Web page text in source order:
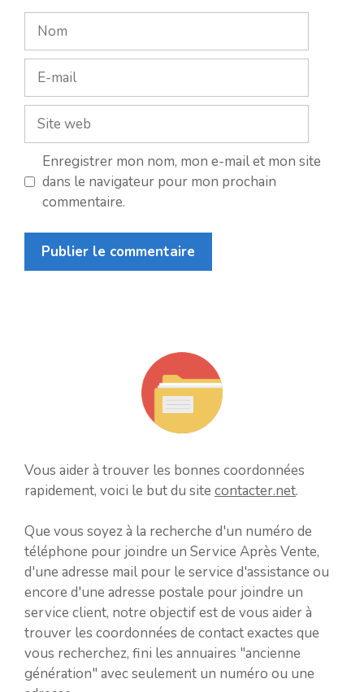
Nom
mail
Site
web
Enregistrer mon nom, mon e-mail et mon site
dans le navigateur pour mon prochain
commentaire.
Vous aider à trouver les bonnes coordonnées
rapidement, voici le but du site contacter.net.
Que vous soyez à la recherche d'un numéro de
téléphone pour joindre un Service Après Vente,
d'une adresse mail pour le service d'assistance ou
encore d'une adresse postale pour joindre un
service client, notre objectif est de vous aider à
trouver les coordonnées de contact exactes que
vous recherchez, fini les annuaires "ancienne
génération" avec seulement un numéro ou une